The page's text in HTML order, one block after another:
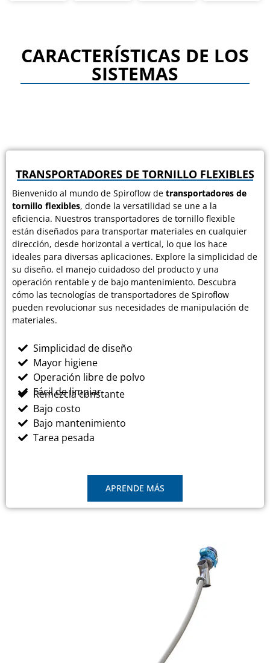
CARACTERÍSTICAS DE LOS
SISTEMAS
TRANSPORTADORES DE TORNILLO FLEXIBLES
Bienvenido al mundo de Spiroflow de transportadores de
tornillo flexibles, donde la versatilidad se une a la
eficiencia. Nuestros transportadores de tornillo flexible
están diseñados para transportar materiales en cualquier
dirección, desde horizontal a vertical, lo que los hace
ideales para diversas aplicaciones. Explore la simplicidad de
su diseño, el manejo cuidadoso del producto y una
operación rentable y de bajo mantenimiento. Descubra
cómo las tecnologías de transportadores de Spiroflow
pueden revolucionar sus necesidades de manipulación de
materiales.
Simplicidad de diseño
Mayor higiene
Operación libre de polvo
Fácil de limpiar
Remezcla constante
Bajo costo
Bajo mantenimiento
Tarea pesada
APRENDE MÁS